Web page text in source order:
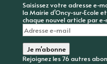
Saisissez votre adresse e-
la Mairie d'Oncy-sur-Ecole
chaque nouvel article par e-
Adresse
e-
mail
Je m'abonne
Rejoignez les 76 autres